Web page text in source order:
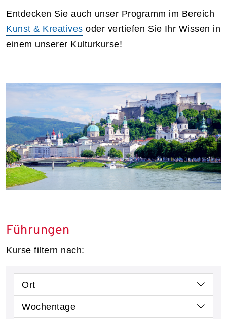
Entdecken Sie auch unser Programm im Bereich
Kunst & Kreatives oder vertiefen Sie Ihr Wissen in
einem unserer Kulturkurse!
Führungen
Kurse filtern nach:
Ort
Wochentage